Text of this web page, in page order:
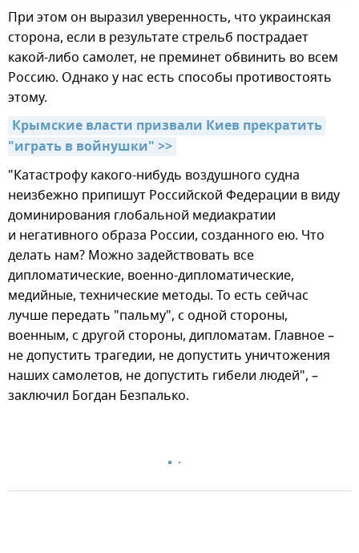
При этом он выразил уверенность, что украинская
сторона, если в результате стрельб пострадает
какой-либо самолет, не преминет обвинить во всем
Россию. Однако у нас есть способы противостоять
этому.
Крымские власти призвали Киев прекратить
"играть в войнушки" >>
"Катастрофу какого-нибудь воздушного судна
неизбежно припишут Российской Федерации в виду
доминирования глобальной медиакратии
и негативного образа России, созданного ею. Что
делать нам? Можно задействовать все
дипломатические, военно-дипломатические,
медийные, технические методы. То есть сейчас
лучше передать "пальму", с одной стороны,
военным, с другой стороны, дипломатам. Главное –
не допустить трагедии, не допустить уничтожения
наших самолетов, не допустить гибели людей", –
заключил Богдан Безпалько.